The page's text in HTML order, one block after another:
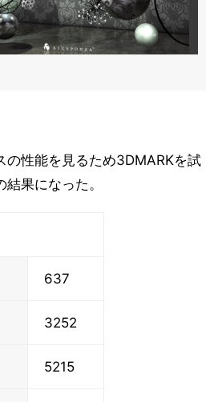
の性能を見るため3DMARKを試
果になった。
637
3252
5215